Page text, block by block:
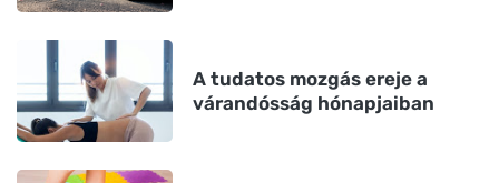
A tudatos mozgás ereje a
várandósság hónapjaiban